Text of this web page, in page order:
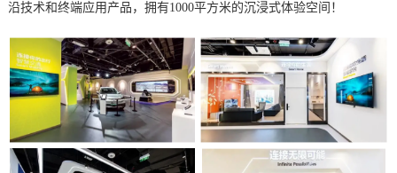
沿技术和终端应用产品，拥有1000平方米的沉浸式体验空间！